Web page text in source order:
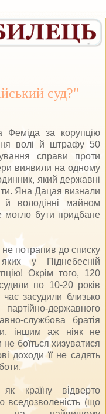
суд?"
Феміда за корупцію
волі й штрафу 50
справи проти
виявили на одному
який державні
Яна Дацая визнали
володінні майном
могло бути придбане
потрапив до списку
у Піднебесній
Окрім того, 120
по 10-20 років
засудили близько
державного
службова братія
іншим аж ніяк не
боїться хизуватися
доходи її не садять
країну відверто
вседозволеність (що